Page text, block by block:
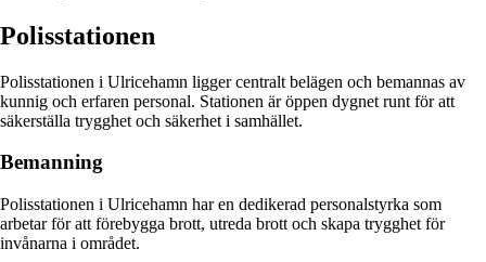
Polisstationen
Polisstationen i Ulricehamn ligger centralt belägen och bemannas av
kunnig och erfaren personal. Stationen är öppen dygnet runt för att
säkerställa trygghet och säkerhet i samhället.
Bemanning
Polisstationen i Ulricehamn har en dedikerad personalstyrka som
arbetar för att förebygga brott, utreda brott och skapa trygghet för
invånarna i området.